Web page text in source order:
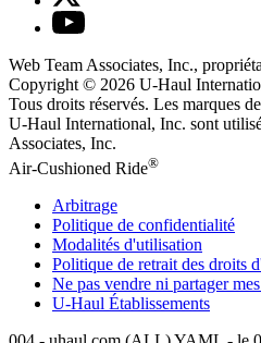
Web Team Associates, Inc.,
Copyright © 2026 U-Haul
Tous droits réservés. Les marques
U-Haul International, Inc. sont
Associates, Inc.
Air-Cushioned Ride®
Arbitrage
Politique de confidentialité
Modalités d'utilisation
Politique de retrait des droits
Ne pas vendre ni partager
U-Haul Établissements